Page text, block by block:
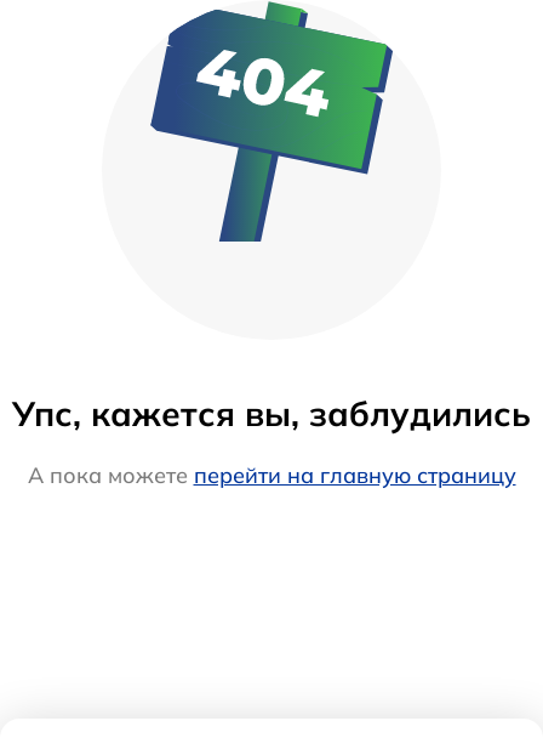
Упс, кажется вы, заблудились
А пока можете перейти на главную страницу